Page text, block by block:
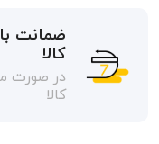
ضمانت
کالا
در صورت
کالا